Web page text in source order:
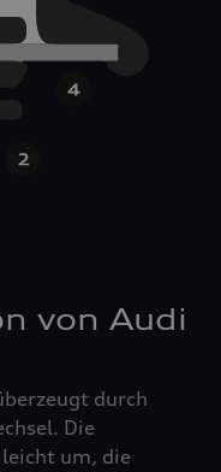
von Audi
durch
Die
um, die